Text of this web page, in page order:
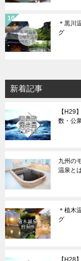
＊黒川
グ
新着記事
【H29
数・公
九州の
温泉と
＊植木
グ
【H28